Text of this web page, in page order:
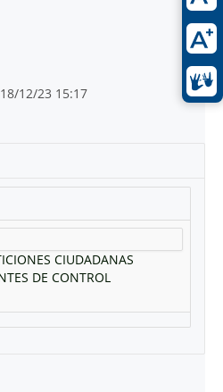
12/23 15:17
CIUDADANAS
DE CONTROL